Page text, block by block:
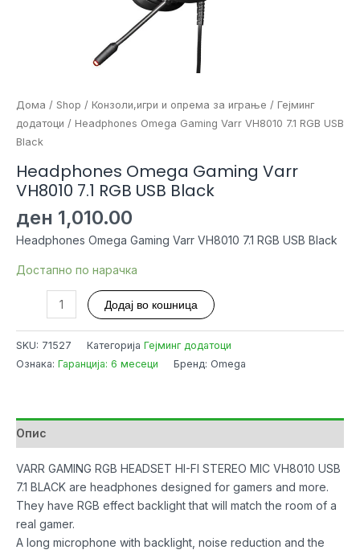
Дома / Shop / Конзоли,игри и опрема за играње / Гејминг
додатоци / Headphones Omega Gaming Varr VH8010 7.1 RGB USB
Black
Headphones Omega Gaming Varr
VH8010 7.1 RGB USB Black
ден 1,010.00
Headphones Omega Gaming Varr VH8010 7.1 RGB USB Black
Достапно по нарачка
Headphones
Omega
Gaming
USB
Black
количина
Додај во кошница
SKU: 71527 Категорија Гејминг додатоци
Ознака: Гаранција: 6 месеци Бренд: Omega
Опис
VARR GAMING RGB HEADSET HI-FI STEREO MIC VH8010 USB
7.1 BLACK are headphones designed for gamers and more.
They have RGB effect backlight that will match the room of a
real gamer.
A long microphone with backlight, noise reduction and the